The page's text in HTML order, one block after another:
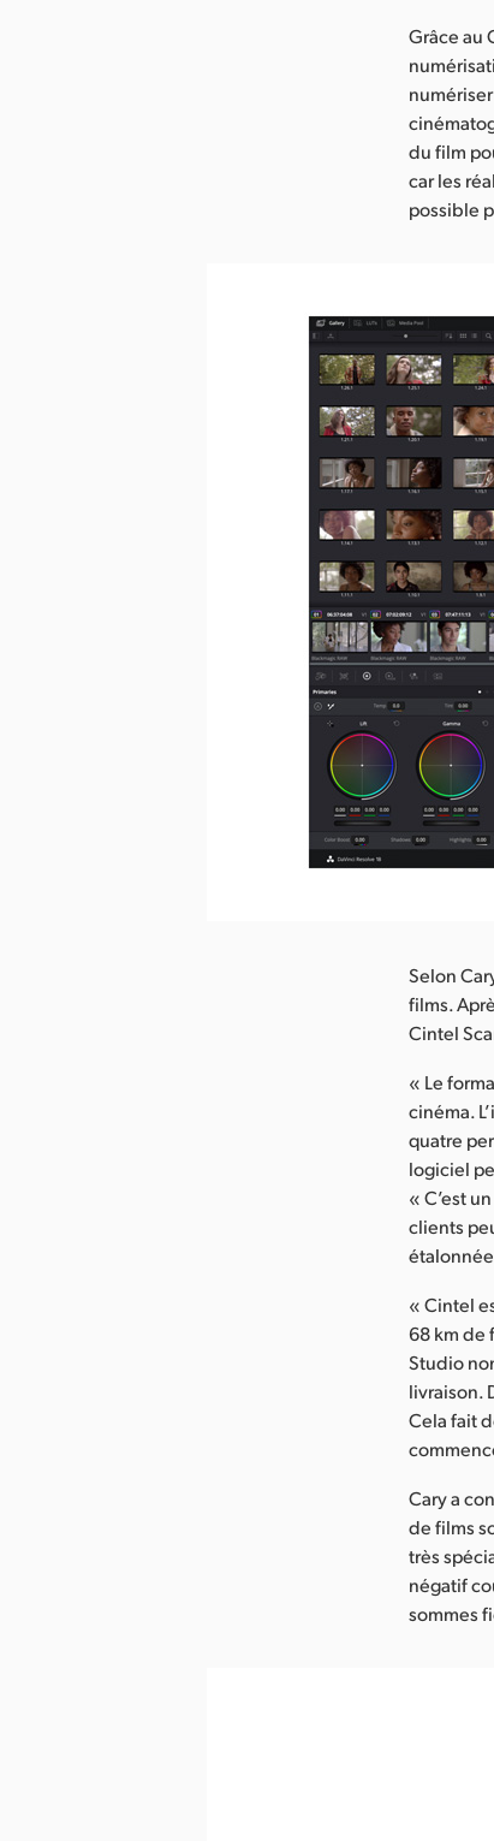
Grâce au
du film
car les
possible
Selon
films.
Cintel
« Le
cinéma.
quatre
logiciel
« C’est
clients
« Cintel
68 km de
Studio
livraison.
Cela fait
Cary a
de films
très
négatif
sommes